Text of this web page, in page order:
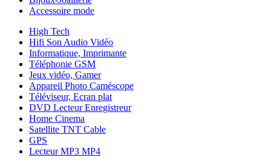
Accessoire mode
High Tech
Hifi Son Audio Vidéo
Informatique, Imprimante
Téléphonie GSM
Jeux vidéo, Gamer
Appareil Photo Caméscope
Téléviseur, Ecran plat
DVD Lecteur Enregistreur
Home Cinema
Satellite TNT Cable
GPS
Lecteur MP3 MP4